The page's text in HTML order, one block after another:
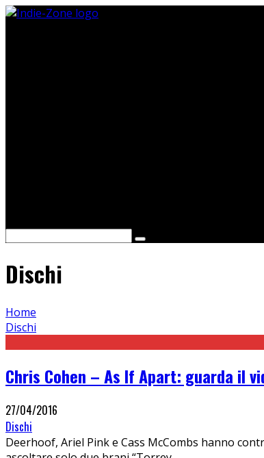
Dischi
Home
Dischi
Chris Cohen – As If Apart: guarda il
27/04/2016
Dischi
Deerhoof, Ariel Pink e Cass McCombs hanno